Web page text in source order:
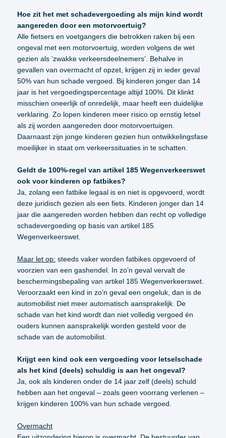
Hoe zit het met schadevergoeding als mijn kind wordt
aangereden door een motorvoertuig?
Alle fietsers en voetgangers die betrokken raken bij een
ongeval met een motorvoertuig, worden volgens de wet
gezien als ‘zwakke verkeersdeelnemers’. Behalve in
gevallen van overmacht of opzet, krijgen zij in ieder geval
50% van hun schade vergoed. Bij kinderen jonger dan 14
jaar is het vergoedingspercentage altijd 100%. Dit klinkt
misschien oneerlijk of onredelijk, maar heeft een duidelijke
verklaring. Zo lopen kinderen meer risico op ernstig letsel
als zij worden aangereden door motorvoertuigen.
Daarnaast zijn jonge kinderen gezien hun ontwikkelingsfase
moeilijker in staat om verkeerssituaties in te schatten.
Geldt de 100%-regel van artikel 185 Wegenverkeerswet
ook voor kinderen op fatbikes?
Ja, zolang een fatbike legaal is en niet is opgevoerd, wordt
deze juridisch gezien als een fiets. Kinderen jonger dan 14
jaar die aangereden worden hebben dan recht op volledige
schadevergoeding op basis van artikel 185
Wegenverkeerswet.
Maar let op: steeds vaker worden fatbikes opgevoerd of
voorzien van een gashendel. In zo’n geval vervalt de
beschermingsbepaling van artikel 185 Wegenverkeerswet.
Veroorzaakt een kind in zo’n geval een ongeluk, dan is de
automobilist niet meer automatisch aansprakelijk. De
schade van het kind wordt dan niet volledig vergoed én
ouders kunnen aansprakelijk worden gesteld voor de
schade van de automobilist.
Krijgt een kind ook een vergoeding voor letselschade
als het kind (deels) schuldig is aan het ongeval?
Ja, ook als kinderen onder de 14 jaar zelf (deels) schuld
hebben aan het ongeval – zoals geen voorrang verlenen –
krijgen kinderen 100% van hun schade vergoed.
Overmacht